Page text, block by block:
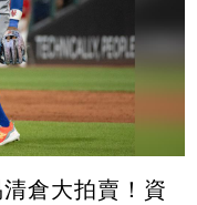
倉大拍賣！資